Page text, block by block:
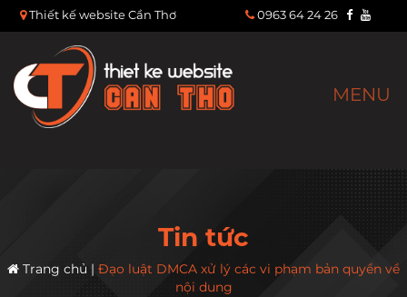
Thiết kế website Cần Thơ 0963 64 24 26
Tin tức
Trang chủ | Đạo luật DMCA xử lý các vi phạm bản quyền về
nội dung
MENU